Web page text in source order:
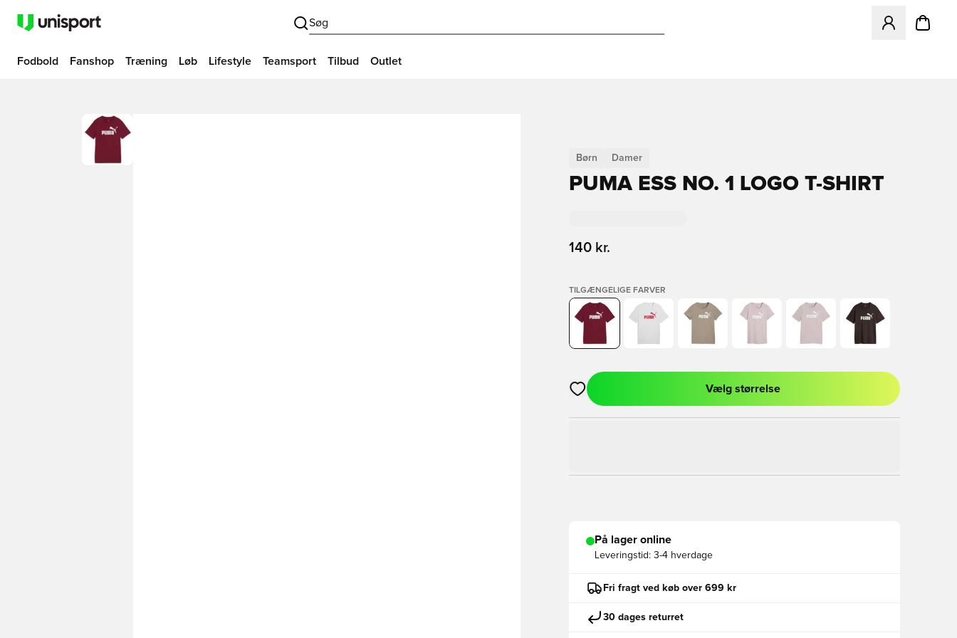
Søg
Åbner en
Fodbold Fanshop Træning Løb Lifestyle Teamsport Tilbud Outlet
Børn Damer
PUMA ESS NO. 1 LOGO T-SHIRT
140 kr.
TILGÆNGELIGE FARVER
Åbner en Modal til at logge ind eller tilmelde dig som medlem
Vælg størrelse
På lager online
Leveringstid: 3-4 hverdage
Fri fragt ved køb over 699 kr
30 dages returret